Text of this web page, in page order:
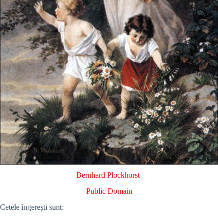
Bernhard Plockhorst
Public Domain
Cetele îngerești sunt: